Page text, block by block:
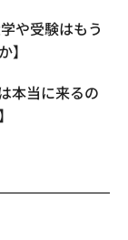
や受験はもう
】
本当に来るの